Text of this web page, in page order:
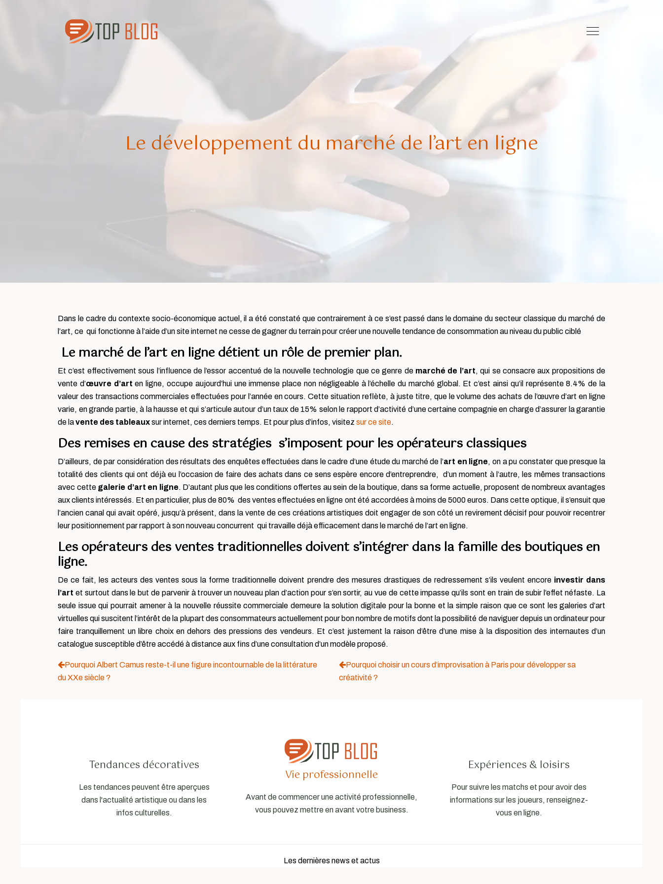
Le développement du marché de l’art en ligne
Dans le cadre du contexte socio-économique actuel, il a été constaté que contrairement à ce s’est passé dans le domaine du secteur classique du marché de
l’art, ce qui fonctionne à l’aide d’un site internet ne cesse de gagner du terrain pour créer une nouvelle tendance de consommation au niveau du public ciblé
Le marché de l’art en ligne détient un rôle de premier plan.
Et c’est effectivement sous l’influence de l’essor accentué de la nouvelle technologie que ce genre de marché de l’art, qui se consacre aux propositions de
vente d’œuvre d’art en ligne, occupe aujourd’hui une immense place non négligeable à l’échelle du marché global. Et c’est ainsi qu’il représente 8.4% de la
valeur des transactions commerciales effectuées pour l’année en cours. Cette situation reflète, à juste titre, que le volume des achats de l’œuvre d’art en ligne
varie, en grande partie, à la hausse et qui s’articule autour d’un taux de 15% selon le rapport d’activité d’une certaine compagnie en charge d’assurer la garantie
de lavente des tableauxsur internet, ces derniers temps. Et pour plus d’infos, visitez sur ce site.
Des remises en cause des stratégies s’imposent pour les opérateurs classiques
D’ailleurs, de par considération des résultats des enquêtes effectuées dans le cadre d’une étude du marché de l’art en ligne, on a pu constater que presque la
totalité des clients qui ont déjà eu l’occasion de faire des achats dans ce sens espère encore d’entreprendre, d’un moment à l’autre, les mêmes transactions
avec cette galerie d’art en ligne. D’autant plus que les conditions offertes au sein de la boutique, dans sa forme actuelle, proposent de nombreux avantages
aux clients intéressés. Et en particulier, plus de 80% des ventes effectuées en ligne ont été accordées à moins de 5000 euros. Dans cette optique, il s’ensuit que
l’ancien canal qui avait opéré, jusqu’à présent, dans la vente de ces créations artistiques doit engager de son côté un revirement décisif pour pouvoir recentrer
leur positionnement par rapport à son nouveau concurrent qui travaille déjà efficacement dans le marché de l’art en ligne.
Les opérateurs des ventes traditionnelles doivent s’intégrer dans la famille des boutiques en
ligne.
De ce fait, les acteurs des ventes sous la forme traditionnelle doivent prendre des mesures drastiques de redressement s’ils veulent encore investir dans
l’art et surtout dans le but de parvenir à trouver un nouveau plan d’action pour s’en sortir, au vue de cette impasse qu’ils sont en train de subir l’effet néfaste. La
seule issue qui pourrait amener à la nouvelle réussite commerciale demeure la solution digitale pour la bonne et la simple raison que ce sont les galeries d’art
virtuelles qui suscitent l’intérêt de la plupart des consommateurs actuellement pour bon nombre de motifs dont la possibilité de naviguer depuis un ordinateur pour
faire tranquillement un libre choix en dehors des pressions des vendeurs. Et c’est justement la raison d’être d’une mise à la disposition des internautes d’un
catalogue susceptible d’être accédé à distance aux fins d’une consultation d’un modèle proposé.
Pourquoi Albert Camus reste-t-il une figure incontournable de la littérature
du XXe siècle ?
Pourquoi choisir un cours d’improvisation à Paris pour développer sa
créativité ?
Tendances décoratives
Les tendances peuvent être aperçues
dans l'actualité artistique ou dans les
infos culturelles.
Vie professionnelle
Avant de commencer une activité professionnelle,
vous pouvez mettre en avant votre business.
Expériences & loisirs
Pour suivre les matchs et pour avoir des
informations sur les joueurs, renseignez-
vous en ligne.
Les dernières news et actus